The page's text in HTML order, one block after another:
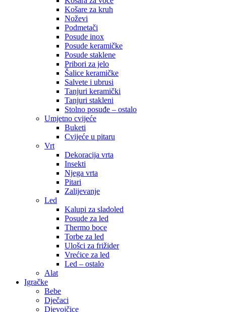
Košare za kruh
Noževi
Podmetači
Posude inox
Posude keramičke
Posude staklene
Pribori za jelo
Šalice keramičke
Salvete i ubrusi
Tanjuri keramički
Tanjuri stakleni
Stolno posuđe – ostalo
Umjetno cvijeće
Buketi
Cvijeće u pitaru
Vrt
Dekoracija vrta
Insekti
Njega vrta
Pitari
Zalijevanje
Led
Kalupi za sladoled
Posude za led
Thermo boce
Torbe za led
Ulošci za frižider
Vrećice za led
Led – ostalo
Alat
Igračke
Bebe
Dječaci
Djevojčice